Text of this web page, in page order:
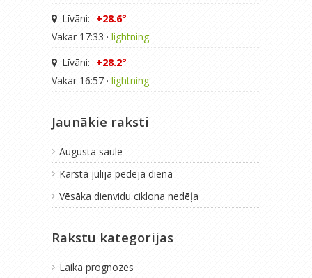
Līvāni: +28.6°
Vakar 17:33 · lightning
Līvāni: +28.2°
Vakar 16:57 · lightning
Jaunākie raksti
Augusta saule
Karsta jūlija pēdējā diena
Vēsāka dienvidu ciklona nedēļa
Rakstu kategorijas
Laika prognozes